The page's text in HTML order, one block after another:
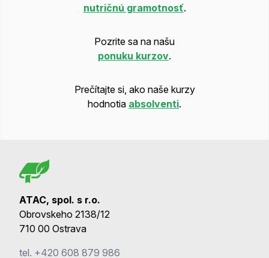
nutričnú gramotnosť.
Pozrite sa na našu
ponuku kurzov.
Prečítajte si, ako naše kurzy
hodnotia absolventi.
ATAC, spol. s r.o.
Obrovskeho 2138/12
710 00 Ostrava
tel. +420 608 879 986